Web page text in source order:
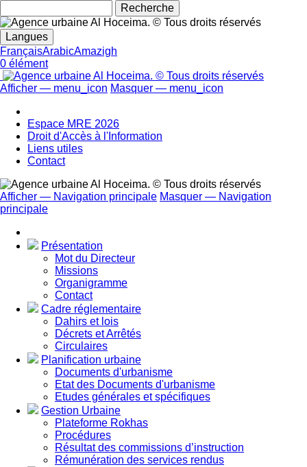
Langues
FrançaisArabicAmazigh
0 élément
Afficher — menu_icon Masquer — menu_icon
Espace MRE 2026
Droit d'Accès à l'Information
Liens utiles
Contact
Navigation
principale
Afficher — Navigation principale Masquer — Navigation
principale
Présentation
Mot du Directeur
Missions
Organigramme
Contact
Cadre réglementaire
Dahirs et lois
Décrets et Arrêtés
Circulaires
Planification urbaine
Documents d'urbanisme
Etat des Documents d'urbanisme
Etudes générales et spécifiques
Gestion Urbaine
Plateforme Rokhas
Procédures
Résultat des commissions d’instruction
Rémunération des services rendus